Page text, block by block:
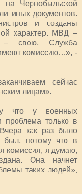
на Чернобыльской
иных документов.
и созданы
характер. МВД –
– свою, Служба
комиссию…», -
сейчас
лицам».
что у военных
проблема только в
как раз было
был, потому что в
комиссия, я думаю,
Она начнет
таких людей»,